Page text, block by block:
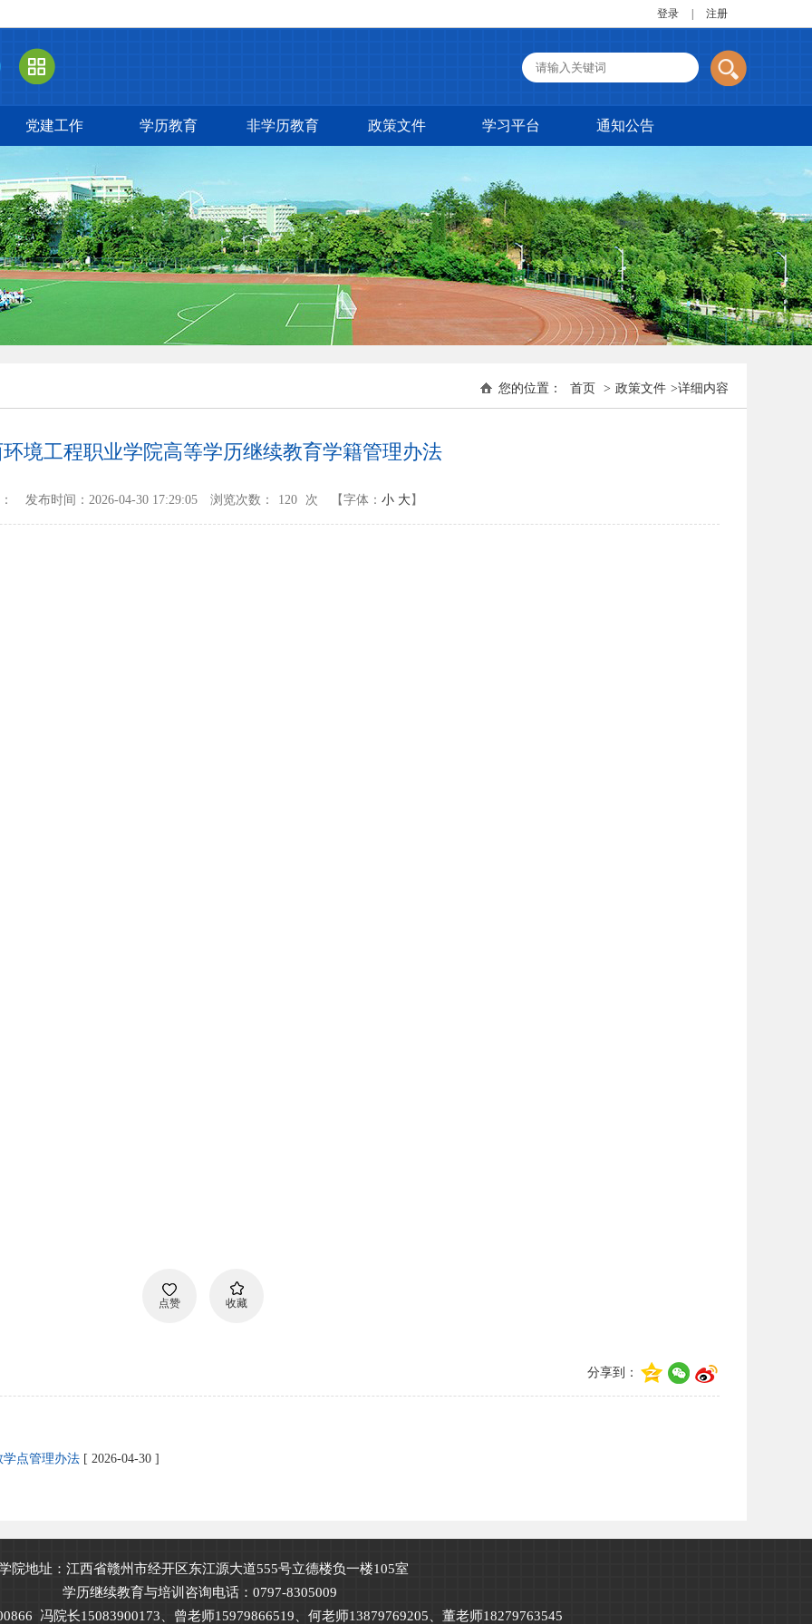
登录 注册
党建工作 学历教育 非学历教育 政策文件 学习平台 通知公告
您的位置： 首页 > 政策文件 >详细内容
境工程职业学院高等学历继续教育学籍管理办法
发布时间：2026-04-30 17:29:05 浏览次数： 120 次 【字体： 小 大】
点赞 收藏
分享到：
点管理办法 [ 2026-04-30 ]
院地址：江西省赣州市经开区东江源大道555号立德楼负一楼105室
学历继续教育与培训咨询电话：0797-8305009
冯院长15083900173、曾老师15979866519、何老师13879769205、董老师18279763545